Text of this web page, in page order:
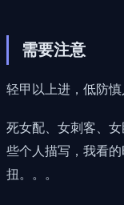
需要注意
轻甲以上进，低防慎
死女配、女刺客、
些个人描写，我看
扭。。。